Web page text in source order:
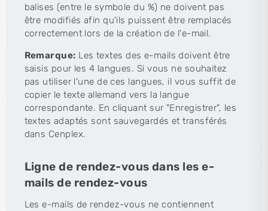
balises (entre le symbole du %) ne doivent pas
être modifiés afin qu'ils puissent être remplacés
correctement lors de la création de l'e-mail.
Remarque: Les textes des e-mails doivent être
saisis pour les 4 langues. Si vous ne souhaitez
pas utiliser l'une de ces langues, il vous suffit de
copier le texte allemand vers la langue
correspondante. En cliquant sur "Enregistrer", les
textes adaptés sont sauvegardés et transférés
dans Cenplex.
Ligne de rendez-vous dans les e-
mails de rendez-vous
Les e-mails de rendez-vous ne contiennent